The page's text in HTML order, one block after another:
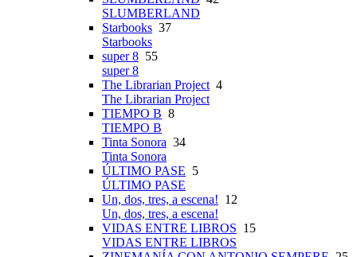
SLUMBERLAND
Starbooks 37
Starbooks
super 8 55
super 8
The Librarian Project 4
The Librarian Project
TIEMPO B 8
TIEMPO B
Tinta Sonora 34
Tinta Sonora
ÚLTIMO PASE 5
ÚLTIMO PASE
Un, dos, tres, a escena! 12
Un, dos, tres, a escena!
VIDAS ENTRE LIBROS 15
VIDAS ENTRE LIBROS